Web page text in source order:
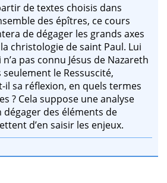
de textes choisis dans
des épîtres, ce cours
de dégager les grands axes
christologie de saint Paul. Lui
n’a pas connu Jésus de Nazareth
le Ressuscité,
sa réflexion, en quels termes
? Cela suppose une analyse
dégager des éléments de
d’en saisir les enjeux.